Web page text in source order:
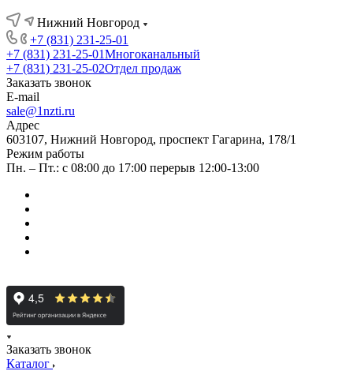
Нижний Новгород
+7 (831) 231-25-01
+7 (831) 231-25-01Многоканальный
+7 (831) 231-25-02Отдел продаж
Заказать звонок
E-mail
sale@1nzti.ru
Адрес
603107, Нижний Новгород, проспект Гагарина, 178/1
Режим работы
Пн. – Пт.: с 08:00 до 17:00 перерыв 12:00-13:00
Заказать звонок
Каталог